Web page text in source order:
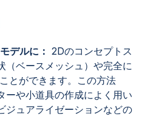
デルに： 2Dのコンセプトス
（ベースメッシュ）や完全に
とができます。この方法
ーや小道具の作成によく用い
ジュアライゼーションなどの